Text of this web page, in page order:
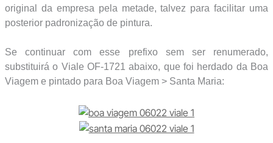
original da empresa pela metade, talvez para facilitar uma
posterior padronização de pintura.
Se continuar com esse prefixo sem ser renumerado,
substituirá o Viale OF-1721 abaixo, que foi herdado da Boa
Viagem e pintado para Boa Viagem > Santa Maria: